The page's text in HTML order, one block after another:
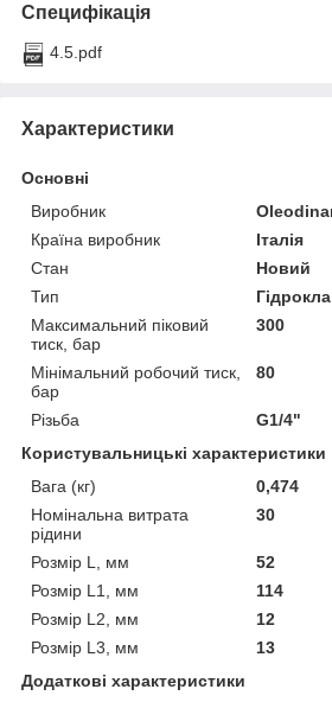
Специфікація
4.5.pdf
Характеристики
Основні
Виробник
Країна виробник
Італія
Стан
Новий
Тип
Максимальний піковий
тиск, бар
300
Мінімальний робочий тиск,
бар
80
Різьба
G1/4"
Користувальницькі характеристики
Вага (кг)
0,474
Номінальна витрата
рідини
30
Розмір L, мм
52
Розмір L1, мм
114
Розмір L2, мм
12
Розмір L3, мм
13
Додаткові характеристики